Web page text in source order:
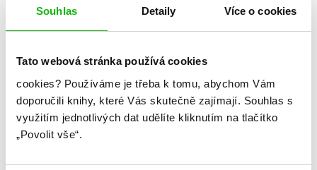
Souhlas Detaily Více o cookies
Tato webová stránka používá cookies
cookies? Používáme je třeba k tomu, abychom Vám
doporučili knihy, které Vás skutečně zajímají. Souhlas s
využitím jednotlivých dat udělíte kliknutím na tlačítko
„Povolit vše“.
blog citáty humbookfest
videa žebříčky